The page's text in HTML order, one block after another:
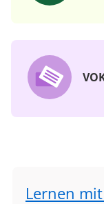
Lernen